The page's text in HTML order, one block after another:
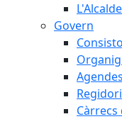
Govern
Càrrecs